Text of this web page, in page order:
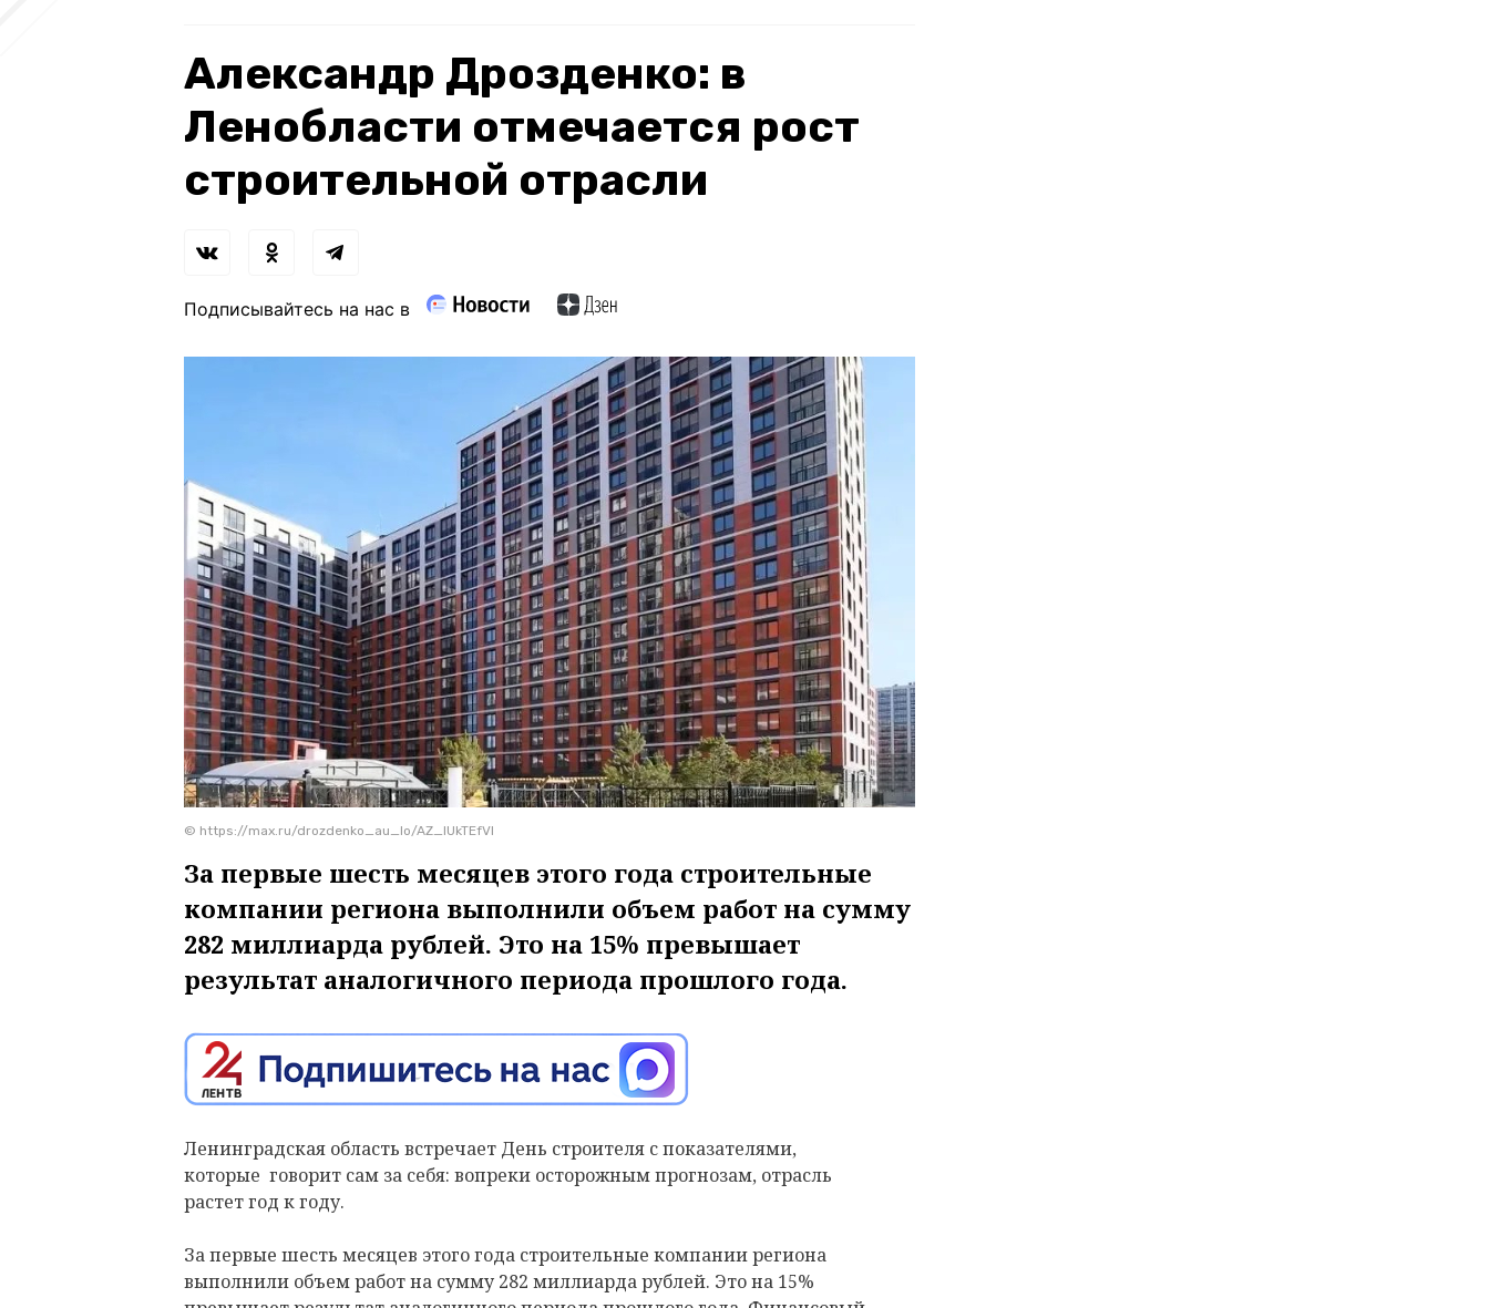
Александр Дрозденко: в
Ленобласти отмечается рост
строительной отрасли
Подписывайтесь на нас в
© https://max.ru/drozdenko_au_lo/AZ_lUkTEfVI
За первые шесть месяцев этого года строительные
компании региона выполнили объем работ на сумму
282 миллиарда рублей. Это на 15% превышает
результат аналогичного периода прошлого года.
Ленинградская область встречает День строителя с показателями,
которые говорит сам за себя: вопреки осторожным прогнозам, отрасль
растет год к году.
За первые шесть месяцев этого года строительные компании региона
выполнили объем работ на сумму 282 миллиарда рублей. Это на 15%